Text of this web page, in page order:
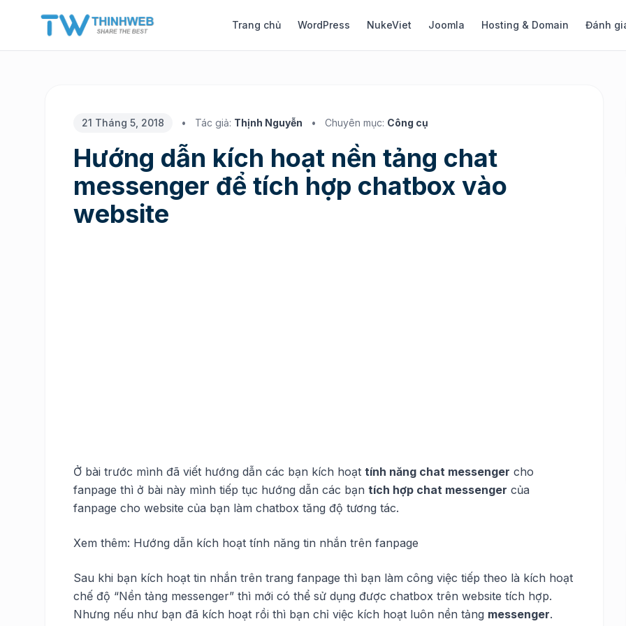
Trang chủ WordPress NukeViet Joomla Hosting & Domain Đánh
21 Tháng 5, 2018 • Tác giả: Thịnh Nguyễn • Chuyên mục: Công cụ
Hướng dẫn kích hoạt nền tảng chat
messenger để tích hợp chatbox vào
website
Ở bài trước mình đã viết hướng dẫn các bạn kích hoạt tính năng chat messenger cho
fanpage thì ở bài này mình tiếp tục hướng dẫn các bạn tích hợp chat messenger của
fanpage cho website của bạn làm chatbox tăng độ tương tác.
Xem thêm: Hướng dẫn kích hoạt tính năng tin nhắn trên fanpage
Sau khi bạn kích hoạt tin nhắn trên trang fanpage thì bạn làm công việc tiếp theo là kích hoạt
chế độ “Nền tảng messenger” thì mới có thể sử dụng được chatbox trên website tích hợp.
Nhưng nếu như bạn đã kích hoạt rồi thì bạn chỉ việc kích hoạt luôn nền tảng messenger.